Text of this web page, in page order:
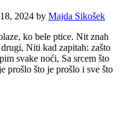
2024 by Majda Sikošek
ko bele ptice. Nit znah
Niti kad zapitah: zašto
svake noći, Sa srcem što
prošlo što je prošlo i sve što